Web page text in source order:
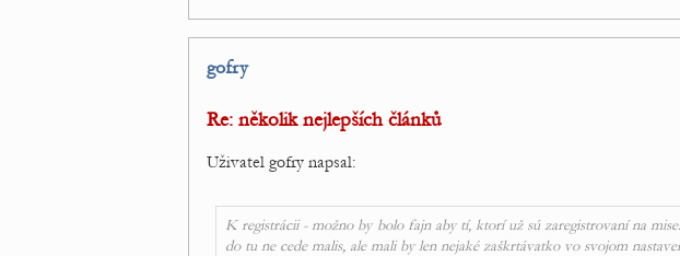
gofry
Re: několik nejlepších článků
Uživatel gofry napsal:
K registrácii - možno by bolo fajn aby tí, ktorí už sú zaregistrovaní na
do tu ne cede malis, ale mali by len nejaké zaškrtávatko vo svojom